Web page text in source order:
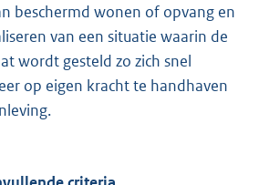
beschermd wonen of opvang en
van een situatie waarin de
wordt gesteld zo zich snel
op eigen kracht te handhaven